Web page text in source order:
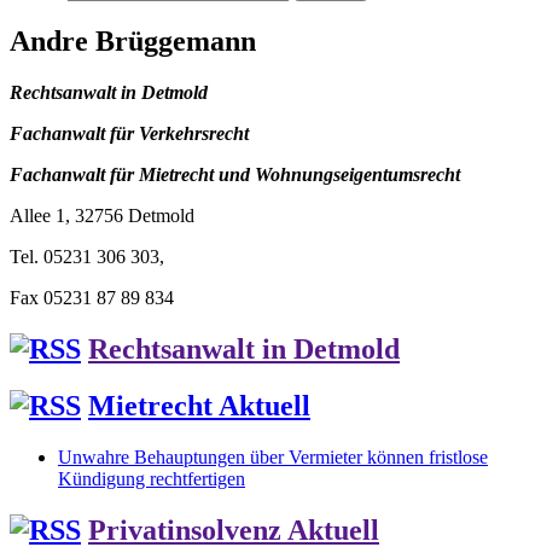
Andre Brüggemann
Rechtsanwalt in Detmold
Fachanwalt für Verkehrsrecht
Fachanwalt für Mietrecht und Wohnungseigentumsrecht
Allee 1, 32756 Detmold
Tel. 05231 306 303,
Fax 05231 87 89 834
Rechtsanwalt in Detmold
Mietrecht Aktuell
Unwahre Behauptungen über Vermieter können fristlose
Kündigung rechtfertigen
Privatinsolvenz Aktuell